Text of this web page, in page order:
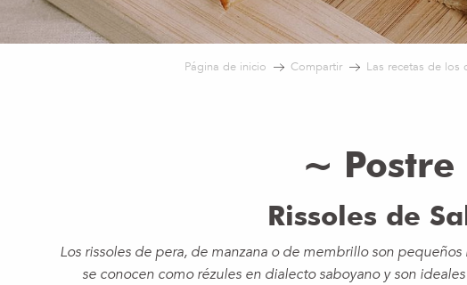
Página de inicio Compartir Las recetas de los
~ Postre
Rissoles de
Los rissoles de pera, de manzana o de membrillo son
se conocen como rézules en dialecto saboyano y son